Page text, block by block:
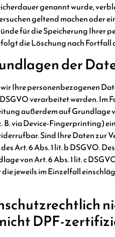
genannt wurde,
geltend machen oder
für die Speicherung Ihrer
die Löschung nach Fortfall
der
personenbezogenen
verarbeitet werden.
außerdem auf Grundlage
via Device-Fingerprinting)
Sind Ihre Daten
Art. 6 Abs. 1 lit. b DSGVO.
von Art. 6 Abs. 1 lit. c
jeweils im Einzelfall
DPF-